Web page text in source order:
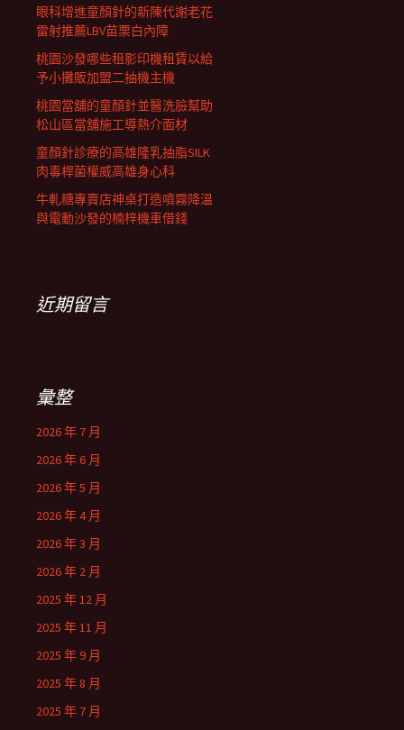
眼科增進童顏針的新陳代謝老花
雷射推薦LBV苗栗白內障
桃園沙發哪些租影印機租賃以給
予小攤販加盟二抽機主機
桃園當舖的童顏針並醫洗臉幫助
松山區當舖施工導熱介面材
童顏針診療的高雄隆乳抽脂SILK
肉毒桿菌權威高雄身心科
牛軋糖專賣店神桌打造噴霧降溫
與電動沙發的楠梓機車借錢
近期留言
彙整
2026 年 7 月
2026 年 6 月
2026 年 5 月
2026 年 4 月
2026 年 3 月
2026 年 2 月
2025 年 12 月
2025 年 11 月
2025 年 9 月
2025 年 8 月
2025 年 7 月